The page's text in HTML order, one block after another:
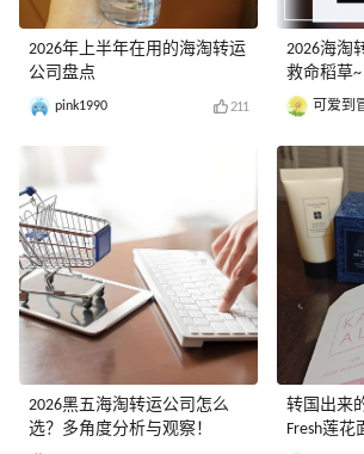
2026年上半年在用的海淘转运
公司盘点
pink1990 211
2026黑五海淘转运公司怎么
选？多角度分析与观察！
2026海淘
救命稻草~
可爱到
转国出来
Fresh莲花